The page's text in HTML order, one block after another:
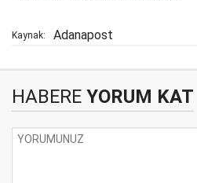
Kaynak: Adanapost
HABERE YORUM KAT